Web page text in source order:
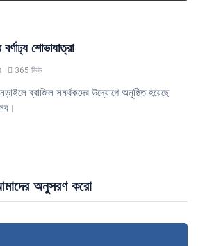
শোভাযাত্রা
365 ভিউ
ব্রাজিল সমর্থকদের উদ্যোগে অনুষ্ঠিত হয়েছে
অনুসরণ করো